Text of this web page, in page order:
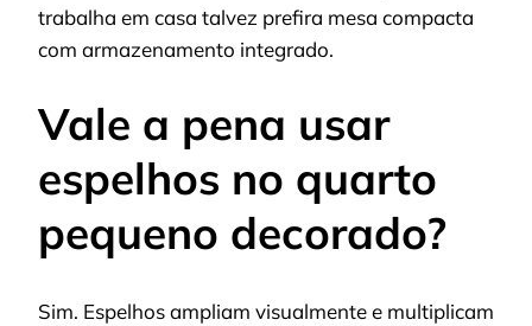
trabalha em casa talvez prefira mesa compacta
com armazenamento integrado.
Vale a pena usar
espelhos no quarto
pequeno decorado?
Sim. Espelhos ampliam visualmente e multiplicam